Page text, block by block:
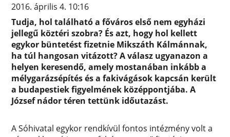
2016. április 4. 10:16
Tudja, hol található a főváros első nem egyházi
jellegű köztéri szobra? És azt, hogy hol kellett
egykor büntetést fizetnie Mikszáth Kálmánnak,
ha túl hangosan vitázott? A válasz ugyanazon a
helyen keresendő, amely mostanában inkább a
mélygarázsépítés és a fakivágások kapcsán került
a budapestiek figyelmének középpontjába. A
József nádor téren tettünk időutazást.
A Sóhivatal egykor rendkívül fontos intézmény volt a